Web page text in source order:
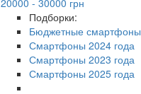
20000 - 30000 грн
Подборки:
Бюджетные смартфоны
Смартфоны 2024 года
Смартфоны 2023 года
Смартфоны 2025 года